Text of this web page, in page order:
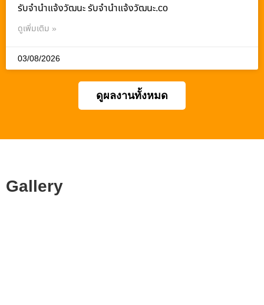
รับจํานําแจ้งวัฒนะ รับจํานําแจ้งวัฒนะ.co
ดูเพิ่มเติม »
03/08/2026
ดูผลงานทั้งหมด
Gallery